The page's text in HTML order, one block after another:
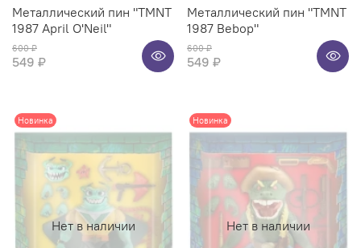
Металлический пин "TMNT
1987 April O'Neil"
600 ₽
549 ₽
Металлический пин "TMNT
1987 Bebop"
600 ₽
549 ₽
Нет в наличии
Новинка
Нет в наличии
Новинка